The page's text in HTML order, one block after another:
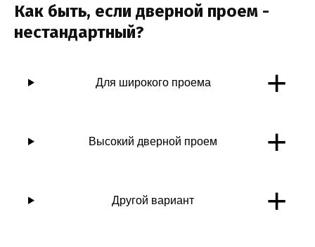
Как быть, если дверной проем -
нестандартный?
Для широкого проема +
Высокий дверной проем +
Другой вариант +